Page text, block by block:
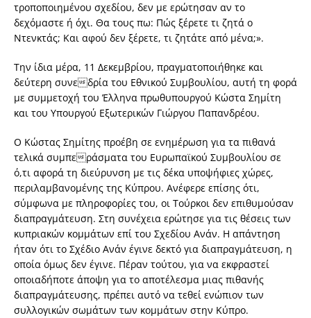
τροποποιημένου σχεδίου, δεν με ερώτησαν αν το
δεχόμαστε ή όχι. Θα τους πω: Πώς ξέρετε τι ζητά ο
Ντενκτάς; Και αφού δεν ξέρετε, τι ζητάτε από μένα;».
Την ίδια μέρα, 11 Δεκεμβρίου, πραγματοποιήθηκε και
δεύτερη συνεδρία του Εθνικού Συμβουλίου, αυτή τη φορά
με συμμετοχή του Έλληνα πρωθυπουργού Κώστα Σημίτη
και του Υπουργού Εξωτερικών Γιώργου Παπανδρέου.
Ο Κώστας Σημίτης προέβη σε ενημέρωση για τα πιθανά
τελικά συμπεράσματα του Ευρωπαϊκού Συμβουλίου σε
ό,τι αφορά τη διεύρυνση με τις δέκα υποψήφιες χώρες,
περιλαμβανομένης της Κύπρου. Ανέφερε επίσης ότι,
σύμφωνα με πληροφορίες του, οι Τούρκοι δεν επιθυμούσαν
διαπραγμάτευση. Στη συνέχεια ερώτησε για τις θέσεις των
κυπριακών κομμάτων επί του Σχεδίου Ανάν. Η απάντηση
ήταν ότι το Σχέδιο Ανάν έγινε δεκτό για διαπραγμάτευση, η
οποία όμως δεν έγινε. Πέραν τούτου, για να εκφραστεί
οποιαδήποτε άποψη για το αποτέλεσμα μιας πιθανής
διαπραγμάτευσης, πρέπει αυτό να τεθεί ενώπιον των
συλλογικών σωμάτων των κομμάτων στην Κύπρο.